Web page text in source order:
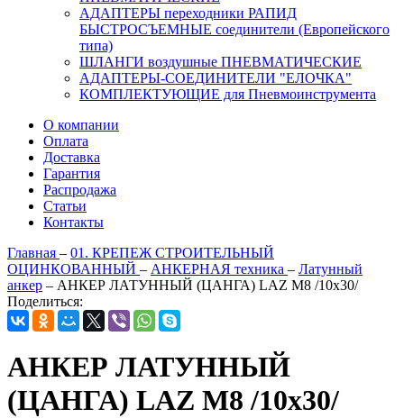
АДАПТЕРЫ переходники РАПИД
БЫСТРОСЪЕМНЫЕ соединители (Европейского
типа)
ШЛАНГИ воздушные ПНЕВМАТИЧЕСКИЕ
АДАПТЕРЫ-СОЕДИНИТЕЛИ "ЕЛОЧКА"
КОМПЛЕКТУЮЩИЕ для Пневмоинструмента
О компании
Оплата
Доставка
Гарантия
Распродажа
Статьи
Контакты
Главная – 01. КРЕПЕЖ СТРОИТЕЛЬНЫЙ
ОЦИНКОВАННЫЙ – АНКЕРНАЯ техника – Латунный
анкер – АНКЕР ЛАТУННЫЙ (ЦАНГА) LAZ М8 /10х30/
Поделиться:
АНКЕР ЛАТУННЫЙ
(ЦАНГА) LAZ М8 /10х30/